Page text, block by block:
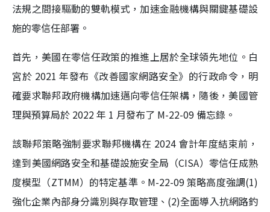
法規之間接驅動的雙軌模式，加速金融機構與關鍵基礎設
施的零信任部署。
首先，美國在零信任政策的推進上居於全球領先地位。白
宮於 2021 年發布《改善國家網路安全》的行政命令，明
確要求聯邦政府機構加速邁向零信任架構，隨後，美國管
理與預算局於 2022 年 1 月發布了 M-22-09 備忘錄。
該聯邦策略強制要求聯邦機構在 2024 會計年度結束前，
達到美國網路安全和基礎設施安全局（CISA）零信任成熟
度模型（ZTMM）的特定基準。M-22-09 策略高度強調(1)
強化企業內部身分識別與存取管理、(2)全面導入抗網路釣